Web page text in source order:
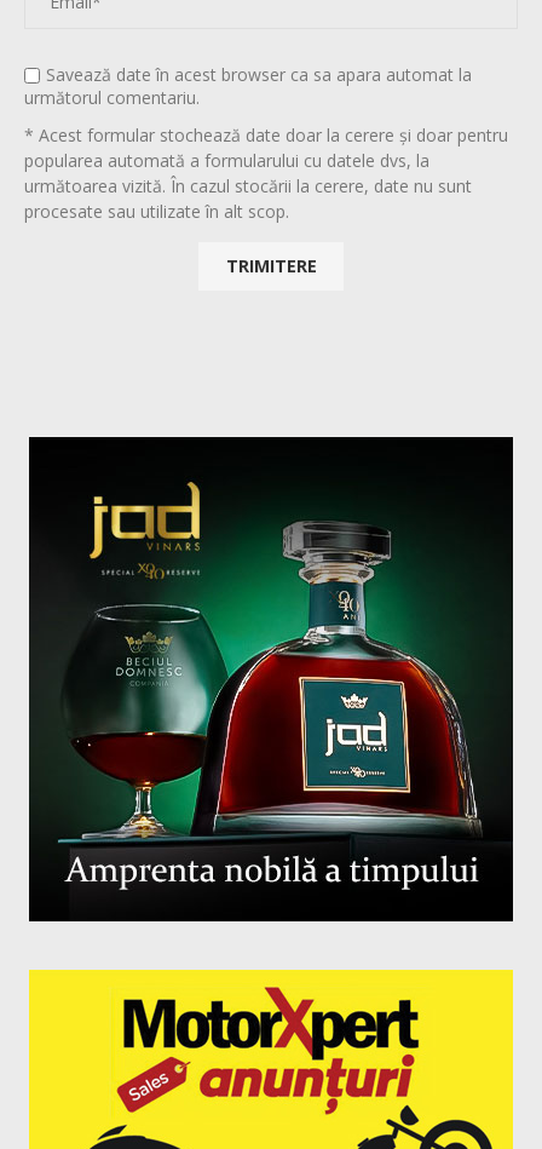
Savează date în acest browser ca sa apara automat la
următorul comentariu.
* Acest formular stochează date doar la cerere și doar pentru
popularea automată a formularului cu datele dvs, la
următoarea vizită. În cazul stocării la cerere, date nu sunt
procesate sau utilizate în alt scop.